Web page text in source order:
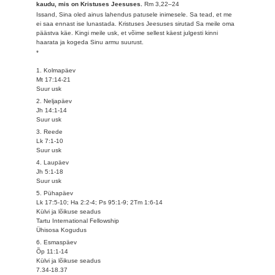
kaudu, mis on Kristuses Jeesuses.Rm 3,22–24
Issand, Sina oled ainus lahendus patusele inimesele. Sa tead, et me
ei saa ennast ise lunastada. Kristuses Jeesuses sirutad Sa meile oma
päästva käe. Kingi meile usk, et võime sellest käest julgesti kinni
haarata ja kogeda Sinu armu suurust.
*
1. Kolmapäev
Mt 17:14-21
Suur usk
2. Neljapäev
Jh 14:1-14
Suur usk
3. Reede
Lk 7:1-10
Suur usk
4. Laupäev
Jh 5:1-18
Suur usk
5. Pühapäev
Lk 17:5-10; Ha 2:2-4; Ps 95:1-9; 2Tm 1:6-14
Külvi ja lõikuse seadus
Tartu International Fellowship
Ühisosa Kogudus
6. Esmaspäev
Õp 11:1-14
Külvi ja lõikuse seadus
7.34-18.37